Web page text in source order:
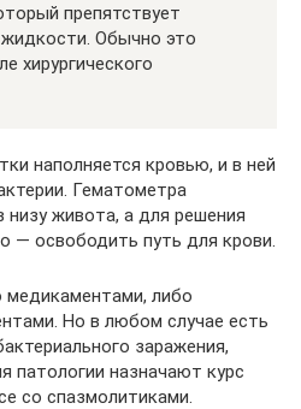
препятствует
Обычно это
хирургического
наполняется кровью, и в ней
Гематометра
живота, а для решения
― освободить путь для крови.
либо
Но в любом случае есть
заражения,
патологии назначают курс
со спазмолитиками.